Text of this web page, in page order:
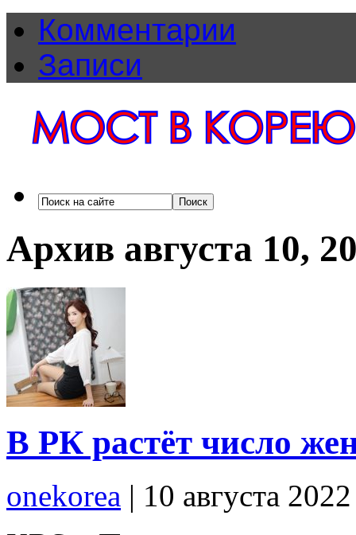
Комментарии
Записи
Архив августа 10,
В РК растёт число
onekorea | 10 августа 2022